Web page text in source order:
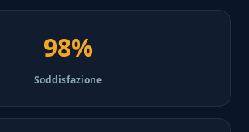
98%
Soddisfazione